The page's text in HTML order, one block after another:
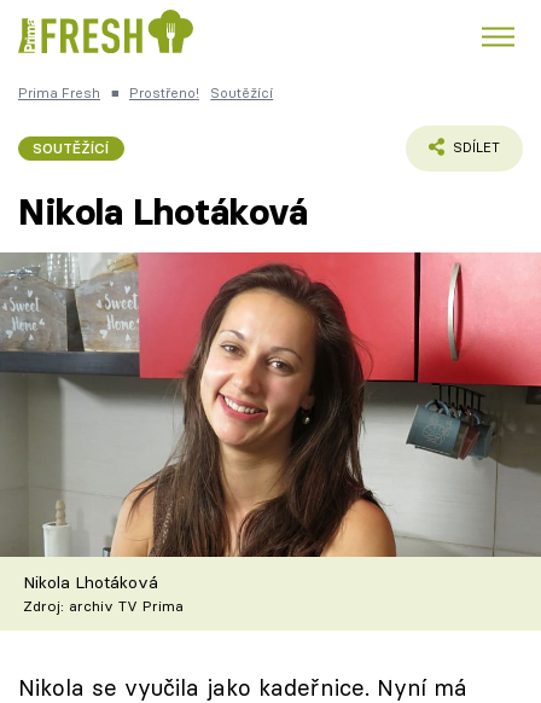
Česká kuchyně
Témata
Recepty
TV Program
Škola vaření
Recepty z TV
Speciál: Cuketa
Prima Fresh ■ Prostřeno! Soutěžící
SOUTĚŽÍCÍ SDÍLET
Nikola Lhotáková
Nikola Lhotáková
Zdroj: archiv TV Prima
Nikola se vyučila jako kadeřnice. Nyní má